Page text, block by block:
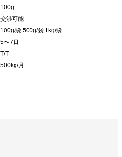
100g
交渉可能
100g/袋 500g/袋 1kg/袋
5〜7日
T/T
500kg/月